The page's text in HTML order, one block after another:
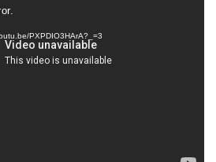
PXPDIO3HArA?_=3